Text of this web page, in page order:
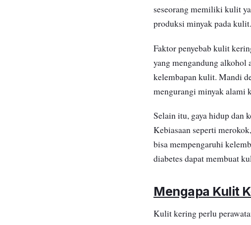
seseorang memiliki kulit
produksi minyak pada kulit.
Faktor penyebab kulit
yang mengandung alkohol
kelembapan kulit. Mandi
mengurangi minyak alami
Selain itu, gaya hidup dan
Kebiasaan seperti
bisa mempengaruhi
diabetes dapat membuat
Mengapa Kulit
Kulit kering perlu